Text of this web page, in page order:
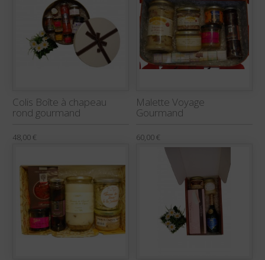
Colis Boîte à chapeau
rond gourmand
48,00 €
Malette Voyage
Gourmand
60,00 €